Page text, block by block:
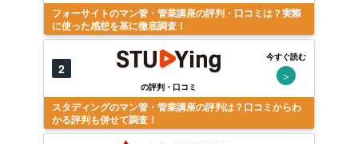
フォーサイトのマン管・管業講座の評判・口コミは？実際
に使った感想を基に徹底調査！
2
の評判・口コミ
今すぐ読む
＞
スタディングのマン管・管業講座の評判は？口コミからわ
かる評判も併せて調査！